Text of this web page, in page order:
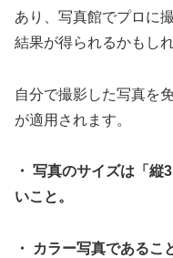
あり、写真館でプロに
結果が得られるかもしれ
自分で撮影した写真を
が適用されます。
・ 写真のサイズは「
いこと。
・ カラー写真であるこ